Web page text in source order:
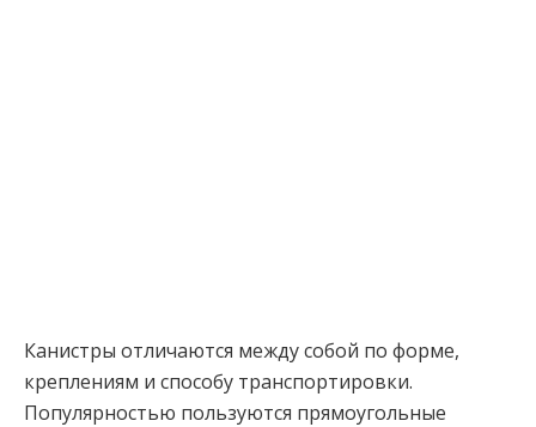
Канистры отличаются между собой по форме,
креплениям и способу транспортировки.
Популярностью пользуются прямоугольные